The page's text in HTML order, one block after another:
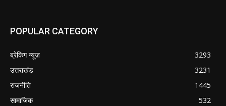
POPULAR CATEGORY
ब्रेकिंग न्यूज़
3293
उत्तराखंड
3231
राजनीति
1445
सामाजिक
532